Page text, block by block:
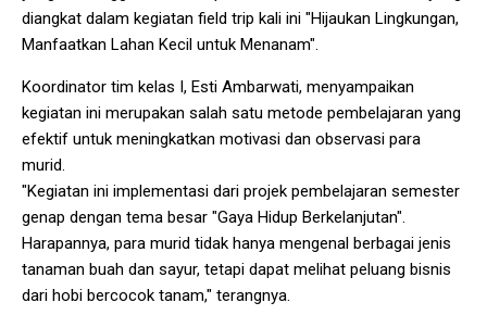
diangkat dalam kegiatan field trip kali ini "Hijaukan Lingkungan,
Manfaatkan Lahan Kecil untuk Menanam".
Koordinator tim kelas I, Esti Ambarwati, menyampaikan
kegiatan ini merupakan salah satu metode pembelajaran yang
efektif untuk meningkatkan motivasi dan observasi para
murid.
"Kegiatan ini implementasi dari projek pembelajaran semester
genap dengan tema besar "Gaya Hidup Berkelanjutan".
Harapannya, para murid tidak hanya mengenal berbagai jenis
tanaman buah dan sayur, tetapi dapat melihat peluang bisnis
dari hobi bercocok tanam," terangnya.